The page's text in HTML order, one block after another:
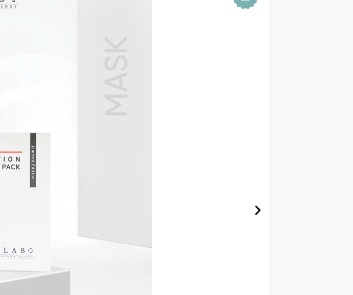
vết thâm, nám, tàn nhang và đốm nâu, mang lại làn da sáng mịn.
sinh collagen, giảm nếp nhăn và tăng độ đàn hồi cho da.
Line Bleaching
oxy hóa, chuyển eumelanin thành pheomelanin.
sản sinh collagen
bì
đều màu
cho làn da gặp vấn đề về tăng sắc tố như nám, sạm, tàn nhang,